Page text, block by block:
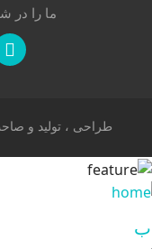
ما را در
طراحی ، تولید و